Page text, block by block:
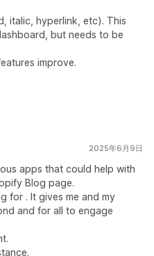
italic, hyperlink, etc). This
but needs to be
improve.
2025年6月9日
apps that could help with
Blog page.
for . It gives me and my
and for all to engage